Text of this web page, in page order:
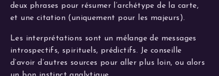
deux phrases pour résumer l’archétype de la carte,
et une citation (uniquement pour les majeurs).
Les interprétations sont un mélange de messages
introspectifs, spirituels, prédictifs. Je conseille
d’avoir d’autres sources pour aller plus loin, ou alors